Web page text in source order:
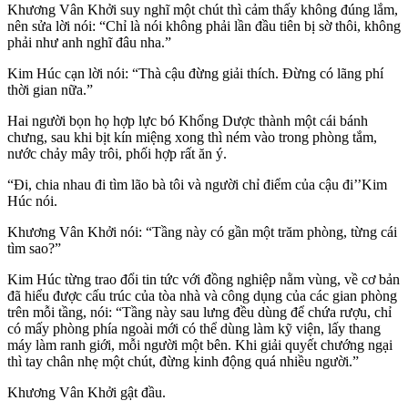
Khương Vân Khởi suy nghĩ một chút thì cảm thấy không đúng lắm,
nên sửa lời nói: “Chỉ là nói không phải lần đầu tiên bị sờ thôi, không
phải như anh nghĩ đâu nha.”
Kim Húc cạn lời nói: “Thà cậu đừng giải thích. Đừng có lãng phí
thời gian nữa.”
Hai người bọn họ hợp lực bó Khổng Dược thành một cái bánh
chưng, sau khi bịt kín miệng xong thì ném vào trong phòng tắm,
nước chảy mây trôi, phối hợp rất ăn ý.
“Đi, chia nhau đi tìm lão bà tôi và người chỉ điểm của cậu đi’’Kim
Húc nói.
Khương Vân Khởi nói: “Tầng này có gần một trăm phòng, từng cái
tìm sao?”
Kim Húc từng trao đổi tin tức với đồng nghiệp nằm vùng, về cơ bản
đã hiểu được cấu trúc của tòa nhà và công dụng của các gian phòng
trên mỗi tầng, nói: “Tầng này sau lưng đều dùng để chứa rượu, chỉ
có mấy phòng phía ngoài mới có thể dùng làm kỹ viện, lấy thang
máy làm ranh giới, mỗi người một bên. Khi giải quyết chướng ngại
thì tay chân nhẹ một chút, đừng kinh động quá nhiều người.”
Khương Vân Khởi gật đầu.